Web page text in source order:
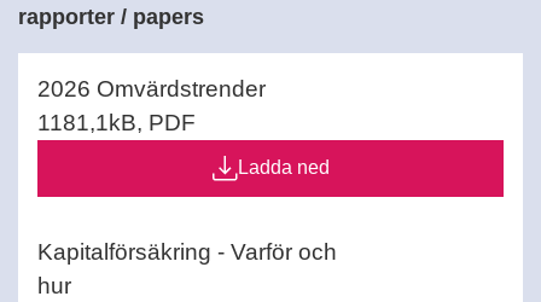
rapporter / papers
2026 Omvärdstrender
1181,1kB, PDF
Ladda ned
Kapitalförsäkring - Varför och
hur